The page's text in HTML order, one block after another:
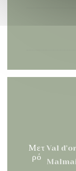
Μετ
ρό
Val